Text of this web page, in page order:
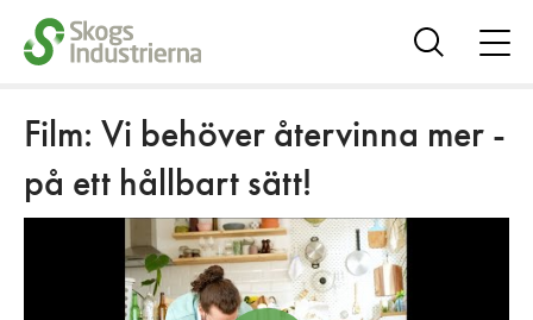
Visa
Film: Vi behöver återvinna mer -
på ett hållbart sätt!